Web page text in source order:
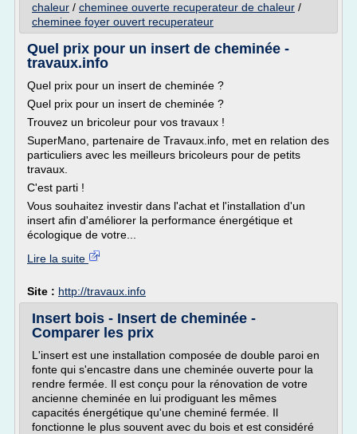
chaleur / cheminee ouverte recuperateur de chaleur /
cheminee foyer ouvert recuperateur
Quel prix pour un insert de cheminée -
travaux.info
Quel prix pour un insert de cheminée ?
Quel prix pour un insert de cheminée ?
Trouvez un bricoleur pour vos travaux !
SuperMano, partenaire de Travaux.info, met en relation des
particuliers avec les meilleurs bricoleurs pour de petits
travaux.
C'est parti !
Vous souhaitez investir dans l'achat et l'installation d'un
insert afin d'améliorer la performance énergétique et
écologique de votre...
Lire la suite
Site : http://travaux.info
Insert bois - Insert de cheminée -
Comparer les prix
L'insert est une installation composée de double paroi en
fonte qui s'encastre dans une cheminée ouverte pour la
rendre fermée. Il est conçu pour la rénovation de votre
ancienne cheminée en lui prodiguant les mêmes
capacités énergétique qu'une cheminé fermée. Il
fonctionne le plus souvent avec du bois et est considéré